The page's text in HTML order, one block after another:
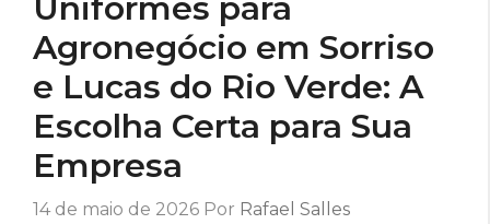
Agronegócio em Sorriso
e Lucas do Rio Verde: A
Escolha Certa para Sua
Empresa
14 de maio de 2026 Por Rafael Salles